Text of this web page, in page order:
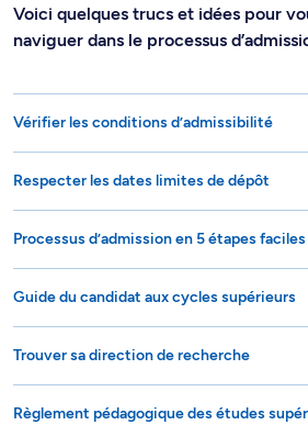
Voici quelques trucs et idées pour
naviguer dans le processus
Vérifier les conditions d’admissibilité
Respecter les dates limites de dépôt
Processus d’admission en 5 étapes faciles
Guide du candidat aux cycles supérieurs
Trouver sa direction de recherche
Règlement pédagogique des études